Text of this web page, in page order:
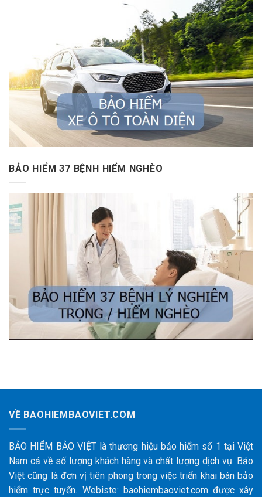
BẢO HIỂM 37 BỆNH HIỂM NGHÈO
VỀ BAOHIEMBAOVIET.COM
BẢO HIỂM BẢO VIỆT là thương hiệu bảo hiểm số 1 tại Việt
Nam cả về số lượng khách hàng và chất lượng dịch vụ. Bảo
Việt cũng là đơn vị tiên phong trong việc triển khai bán bảo
hiểm trực tuyến. Webiste: baohiembaoviet.com được xây